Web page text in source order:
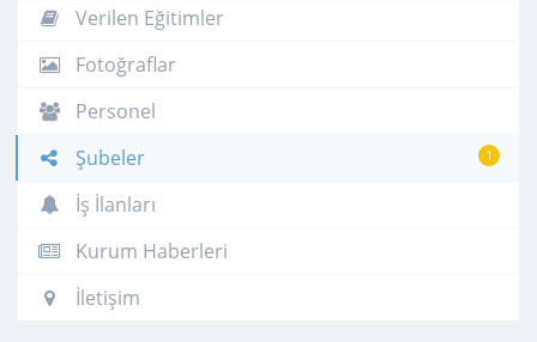
Verilen Eğitimler
Fotoğraflar
Personel
1
Şubeler
İş İlanları
Kurum Haberleri
İletişim